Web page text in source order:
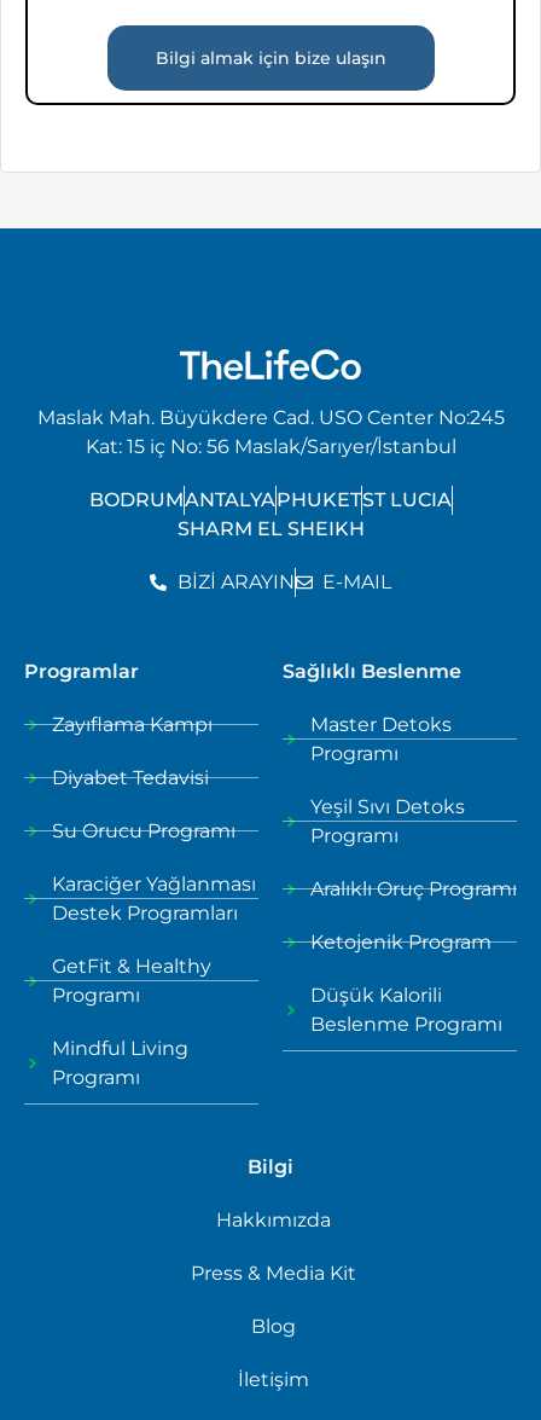
Bilgi almak için bize ulaşın
Maslak Mah. Büyükdere Cad. USO Center No:245
Kat: 15 iç No: 56 Maslak/Sarıyer/İstanbul
BODRUMANTALYAPHUKETST LUCIA
SHARM EL SHEIKH
BİZİ ARAYIN E-MAIL
Programlar
Zayıflama Kampı
Diyabet Tedavisi
Su Orucu Programı
Karaciğer Yağlanması
Destek Programları
GetFit & Healthy
Programı
Mindful Living
Programı
Sağlıklı Beslenme
Master Detoks
Programı
Yeşil Sıvı Detoks
Programı
Aralıklı Oruç Programı
Ketojenik Program
Düşük Kalorili
Beslenme Programı
Bilgi
Hakkımızda
Press & Media Kit
Blog
İletişim